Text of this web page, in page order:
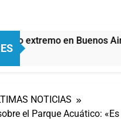
frío extremo en Buenos
NOTICIAS
el Parque Acuático: